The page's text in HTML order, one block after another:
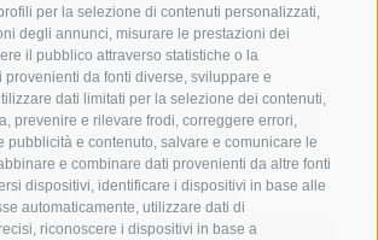
per la selezione di contenuti personalizzati,
degli annunci, misurare le prestazioni dei
il pubblico attraverso statistiche o la
da fonti diverse, sviluppare e
dati limitati per la selezione dei contenuti,
prevenire e rilevare frodi, correggere errori,
pubblicità e contenuto, salvare e comunicare le
e combinare dati provenienti da altre fonti
dispositivi, identificare i dispositivi in base alle
automaticamente, utilizzare dati di
riconoscere i dispositivi in base a
circumvesuviana
concerto
contagi
covid-19 eav
elezioni
gori guardia costiera
incidente
mare
massa lubrense
Meta napoli
ordinanza
piano di sorrento polizia municipale